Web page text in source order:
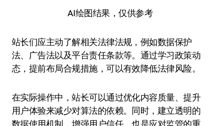
AI绘图结果，仅供参考
站长们应主动了解相关法律法规，例如数据保护
法、广告法以及平台责任条款等。通过学习政策动
态，提前布局合规措施，可以有效降低法律风险。
在实际操作中，站长可以通过优化内容质量、提升
用户体验来减少对算法的依赖。同时，建立透明的